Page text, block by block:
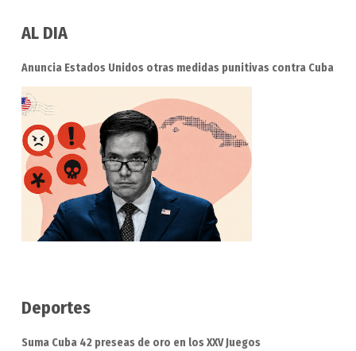
AL DIA
Anuncia Estados Unidos otras medidas punitivas contra Cuba
Deportes
Suma Cuba 42 preseas de oro en los XXV Juegos